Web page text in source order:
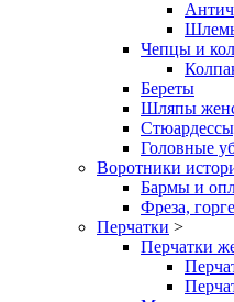
Чепцы и
Береты
Шляпы
Головные
Воротники
Бармы и
Фреза,
Перчатки >
Перчатки